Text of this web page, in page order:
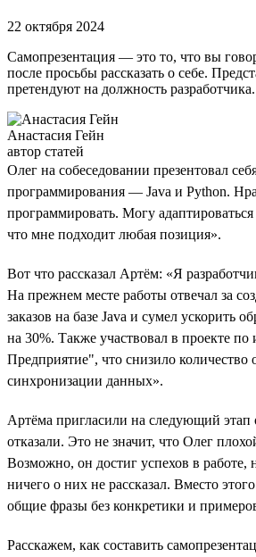
22 октября 2024
Самопрезентация — это то, что вы
после просьбы рассказать о себе.
претендуют на должность разработчика.
Анастасия Гейн
автор статей
Олег на собеседовании презентовал
программирования — Java и Python.
программировать. Могу
что мне подходит любая позиция».
Вот что рассказал Артём: «Я
На прежнем месте работы отвечал за
заказов на базе Java и сумел ускорить
на 30%. Также участвовал в проекте
Предприятие", что снизило
синхронизации данных».
Артёма пригласили на следующий этап
отказали. Это не значит, что Олег
Возможно, он достиг успехов в работе,
ничего о них не рассказал. Вместо
общие фразы без конкретики и
Расскажем, как составить